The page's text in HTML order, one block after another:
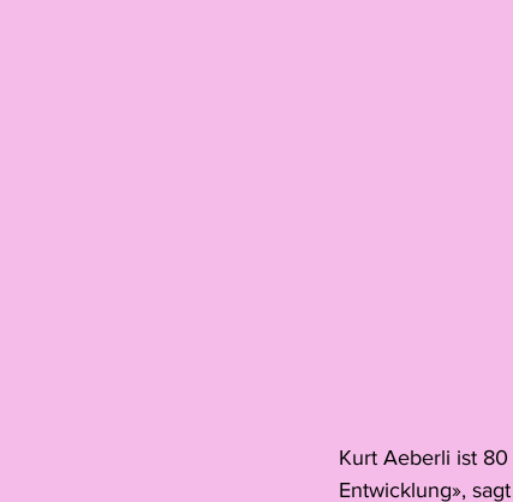
Kurt Aeberli ist
Entwicklung»,